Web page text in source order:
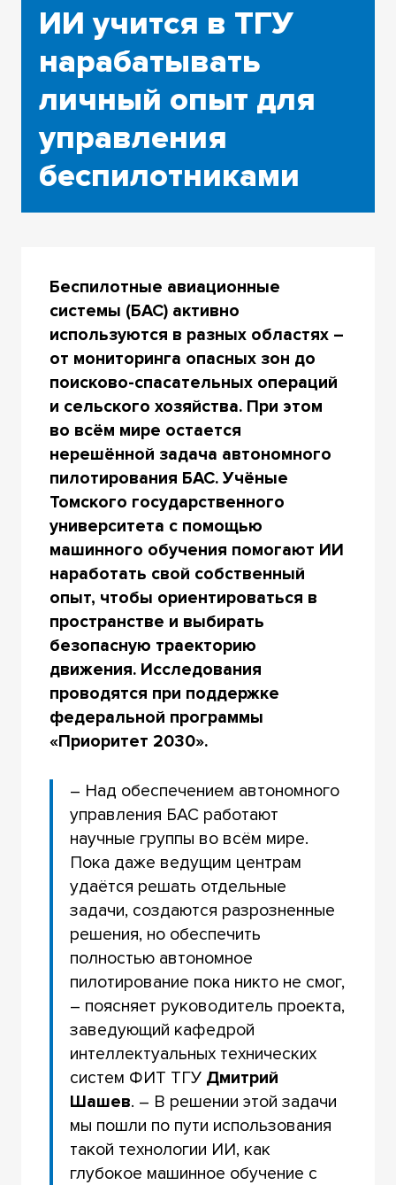
ИИ учится в ТГУ
нарабатывать
личный опыт для
управления
беспилотниками
Беспилотные авиационные
системы (БАС) активно
используются в разных областях –
от мониторинга опасных зон до
поисково-спасательных операций
и сельского хозяйства. При этом
во всём мире остается
нерешённой задача автономного
пилотирования БАС. Учёные
Томского государственного
университета с помощью
машинного обучения помогают ИИ
наработать свой собственный
опыт, чтобы ориентироваться в
пространстве и выбирать
безопасную траекторию
движения. Исследования
проводятся при поддержке
федеральной программы
«Приоритет 2030».
– Над обеспечением автономного
управления БАС работают
научные группы во всём мире.
Пока даже ведущим центрам
удаётся решать отдельные
задачи, создаются разрозненные
решения, но обеспечить
полностью автономное
пилотирование пока никто не смог,
– поясняет руководитель проекта,
заведующий кафедрой
интеллектуальных технических
систем ФИТ ТГУ Дмитрий
Шашев. – В решении этой задачи
мы пошли по пути использования
такой технологии ИИ, как
глубокое машинное обучение с